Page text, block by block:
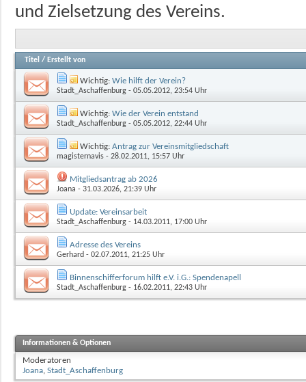
und Zielsetzung des Vereins.
Titel / Erstellt von
Wichtig: Wie hilft der Verein?
Stadt_Aschaffenburg - 05.05.2012, 23:54 Uhr
Wichtig: Wie der Verein entstand
Stadt_Aschaffenburg - 05.05.2012, 22:44 Uhr
Wichtig: Antrag zur Vereinsmitgliedschaft
magisternavis - 28.02.2011, 15:57 Uhr
Mitgliedsantrag ab 2026
Joana - 31.03.2026, 21:39 Uhr
Update: Vereinsarbeit
Stadt_Aschaffenburg - 14.03.2011, 17:00 Uhr
Adresse des Vereins
Gerhard - 02.07.2011, 21:25 Uhr
Binnenschifferforum hilft e.V. i.G.: Spendenapell
Stadt_Aschaffenburg - 16.02.2011, 22:43 Uhr
Informationen & Optionen
Moderatoren
Joana, Stadt_Aschaffenburg